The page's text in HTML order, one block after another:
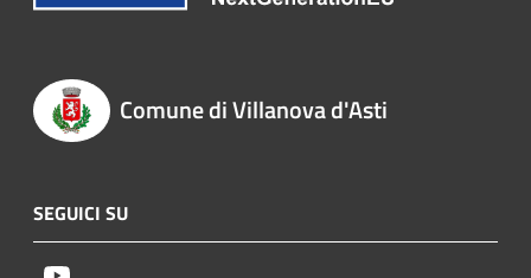
Comune di Villanova d'Asti
SEGUICI SU